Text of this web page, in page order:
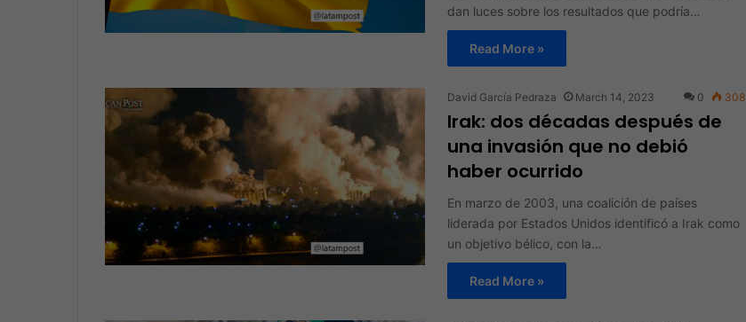
dan luces sobre los resultados que podría…
Read More »
David García Pedraza March 14, 2023 0 308
Irak: dos décadas después de
una invasión que no debió
haber ocurrido
En marzo de 2003, una coalición de países
liderada por Estados Unidos identificó a Irak como
un objetivo bélico, con la…
Read More »